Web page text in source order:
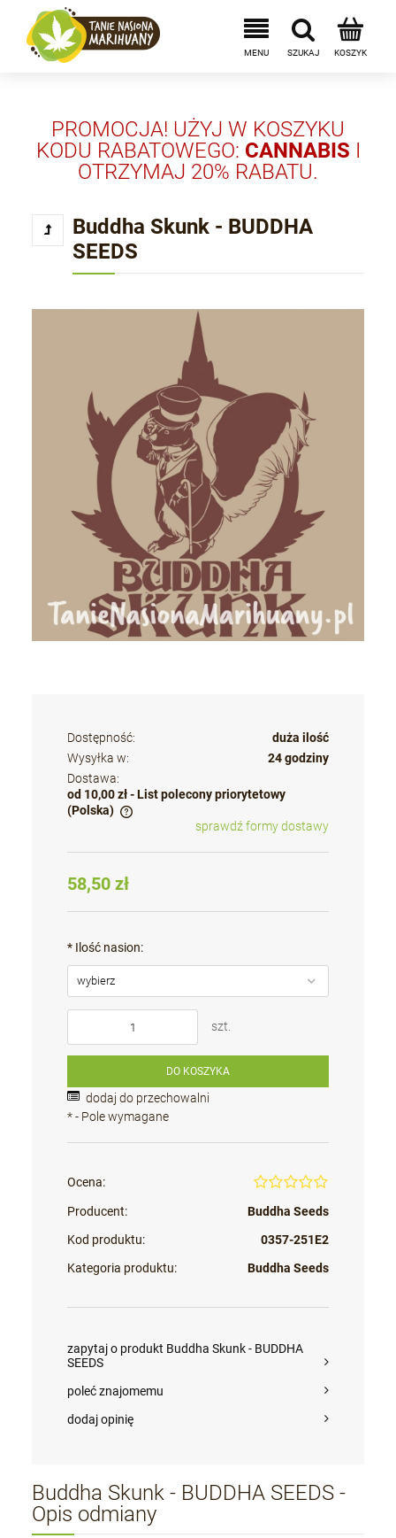
PROMOCJA! UŻYJ W KOSZYKU
KODU RABATOWEGO: CANNABIS I
OTRZYMAJ 20% RABATU.
Buddha Skunk - BUDDHA
SEEDS
Dostępność:
duża ilość
Wysyłka w:
24 godziny
Dostawa:
od 10,00 zł - List polecony priorytetowy
(Polska)
Cena nie zawiera ewentualnych kosztów płatności
sprawdź formy dostawy
58,50 zł
* Ilość nasion:
szt.
DO KOSZYKA
dodaj do przechowalni
*- Pole wymagane
Ocena:
Producent:
Buddha Seeds
Kod produktu:
0357-251E2
Kategoria produktu:
Buddha Seeds
zapytaj o produkt Buddha Skunk - BUDDHA
SEEDS
poleć znajomemu
dodaj opinię
Buddha Skunk - BUDDHA SEEDS -
Opis odmiany